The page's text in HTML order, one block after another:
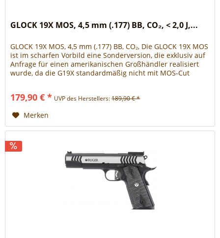
GLOCK 19X MOS, 4,5 mm (.177) BB, CO₂, < 2,0 J,...
GLOCK 19X MOS, 4,5 mm (.177) BB, CO₂, Die GLOCK 19X MOS
ist im scharfen Vorbild eine Sonderversion, die exklusiv auf
Anfrage für einen amerikanischen Großhändler realisiert
wurde, da die G19X standardmäßig nicht mit MOS-Cut
179,90 € * UVP des Herstellers:189,90 € *
Merken